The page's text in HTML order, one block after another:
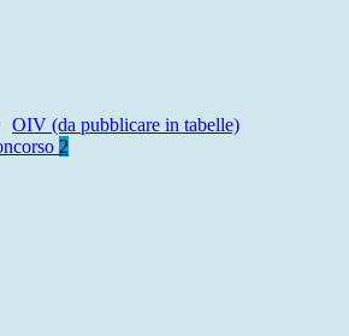
OIV (da pubblicare in tabelle)
2